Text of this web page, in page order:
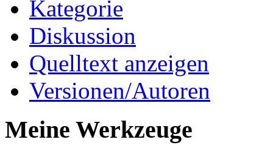
Kategorie
Diskussion
Quelltext anzeigen
Versionen/Autoren
Meine Werkzeuge